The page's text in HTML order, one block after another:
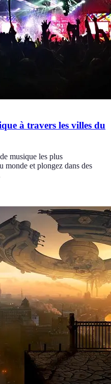
à travers les villes du
musique les plus
monde et plongez dans des